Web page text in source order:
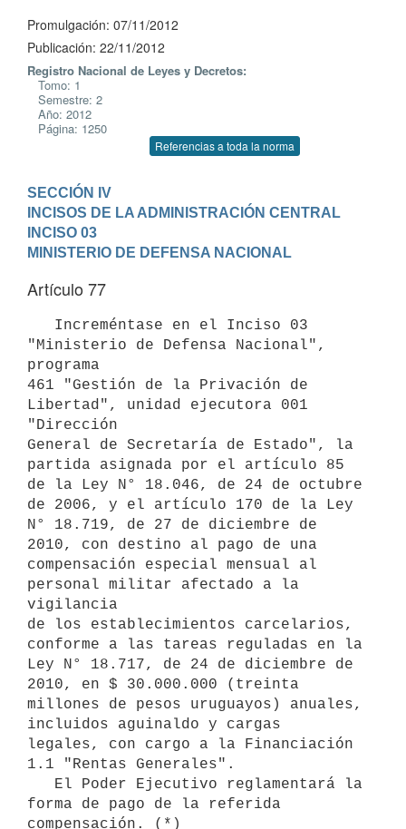
Promulgación: 07/11/2012
Publicación: 22/11/2012
Registro Nacional de Leyes y Decretos:
Tomo: 1
Semestre: 2
Año: 2012
Página: 1250
Referencias a toda la norma
SECCIÓN IV
INCISOS DE LA ADMINISTRACIÓN CENTRAL
INCISO 03
MINISTERIO DE DEFENSA NACIONAL
Artículo 77
"Ministerio de Defensa Nacional",
programa
461 "Gestión de la Privación de
Libertad", unidad ejecutora 001
"Dirección
General de Secretaría de Estado", la
partida asignada por el artículo 85
de la Ley N° 18.046, de 24 de octubre
de 2006, y el artículo 170 de la Ley
N° 18.719, de 27 de diciembre de
2010, con destino al pago de una
compensación especial mensual al
personal militar afectado a la
vigilancia
de los establecimientos carcelarios,
conforme a las tareas reguladas en la
Ley N° 18.717, de 24 de diciembre de
2010, en $ 30.000.000 (treinta
millones de pesos uruguayos) anuales,
incluidos aguinaldo y cargas
legales, con cargo a la Financiación
1.1 "Rentas Generales".
forma de pago de la referida
compensación. (*)